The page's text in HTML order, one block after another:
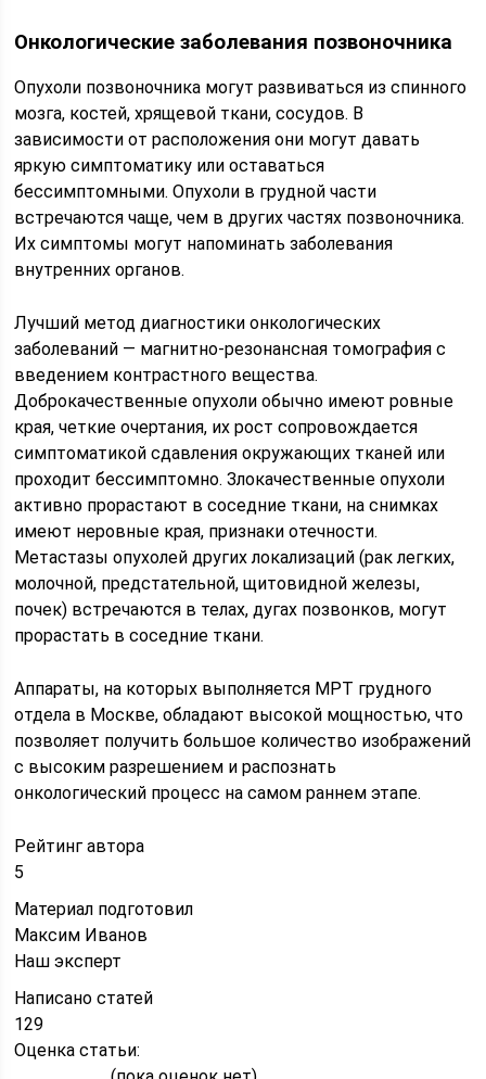
Онкологические заболевания позвоночника
Опухоли позвоночника могут развиваться из спинного
мозга, костей, хрящевой ткани, сосудов. В
зависимости от расположения они могут давать
яркую симптоматику или оставаться
бессимптомными. Опухоли в грудной части
встречаются чаще, чем в других частях позвоночника.
Их симптомы могут напоминать заболевания
внутренних органов.
Лучший метод диагностики онкологических
заболеваний — магнитно-резонансная томография с
введением контрастного вещества.
Доброкачественные опухоли обычно имеют ровные
края, четкие очертания, их рост сопровождается
симптоматикой сдавления окружающих тканей или
проходит бессимптомно. Злокачественные опухоли
активно прорастают в соседние ткани, на снимках
имеют неровные края, признаки отечности.
Метастазы опухолей других локализаций (рак легких,
молочной, предстательной, щитовидной железы,
почек) встречаются в телах, дугах позвонков, могут
прорастать в соседние ткани.
Аппараты, на которых выполняется МРТ грудного
отдела в Москве, обладают высокой мощностью, что
позволяет получить большое количество изображений
с высоким разрешением и распознать
онкологический процесс на самом раннем этапе.
Рейтинг автора
5
Материал подготовил
Максим Иванов
Наш эксперт
Написано статей
129
Оценка статьи: